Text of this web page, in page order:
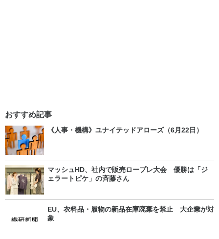
おすすめ記事
《人事・機構》ユナイテッドアローズ（6月22日）
マッシュHD、社内で販売ロープレ大会 優勝は「ジ
ェラートピケ」の斉藤さん
EU、衣料品・履物の新品在庫廃棄を禁止 大企業が対
象